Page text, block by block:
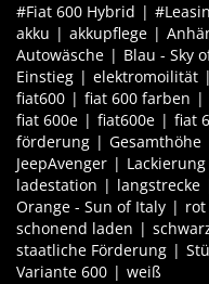
#Fiat 600 Hybrid
akku
akkupflege
Autowäsche
Blau - Sky
Einstieg
elektromoilität
fiat600
fiat 600 farben
fiat 600e
fiat600e fiat
förderung
Gesamthöhe
JeepAvenger
Lackierung
ladestation
langstrecke
Orange - Sun of Italy
rot
schonend laden
staatliche Förderung
Variante 600
weiß